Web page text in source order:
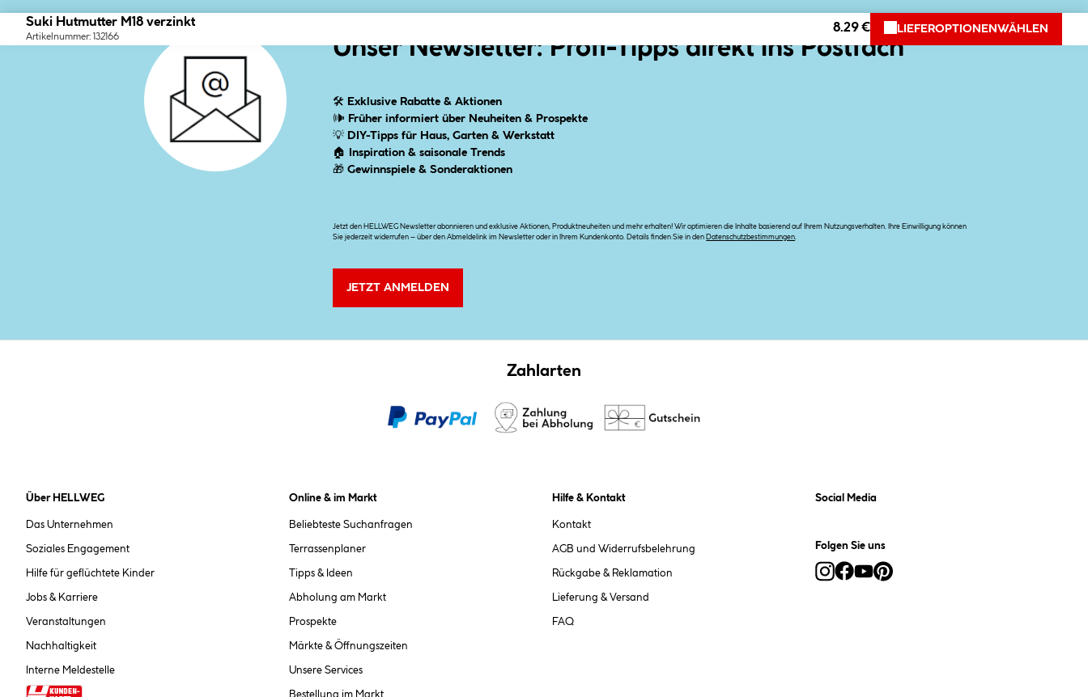
Suki Hutmutter M18 verzinkt
Artikelnummer: 132166
8.29 € LIEFEROPTIONEN WÄHLEN
Unser Newsletter: Profi-Tipps direkt ins Postfach
🛠 Exklusive Rabatte & Aktionen
🕪 Früher informiert über Neuheiten & Prospekte
💡 DIY-Tipps für Haus, Garten & Werkstatt
🏠
Inspiration & saisonale Trends
🎁Gewinnspiele & Sonderaktionen
Jetzt den HELLWEG Newsletter abonnieren und exklusive Aktionen, Produktneuheiten und mehr erhalten! Wir optimieren die Inhalte basierend auf Ihrem Nutzungsverhalten. Ihre Einwilligung können
Sie jederzeit widerrufen – über den Abmeldelink im Newsletter oder in Ihrem Kundenkonto. Details finden Sie in den
Datenschutzbestimmungen
JETZT ANMELDEN
Zahlarten
Über HELLWEG
Das Unternehmen
Soziales Engagement
Hilfe für geflüchtete Kinder
Jobs & Karriere
Veranstaltungen
Nachhaltigkeit
Interne Meldestelle
Online & im Markt
Beliebteste Suchanfragen
Terrassenplaner
Tipps & Ideen
Abholung am Markt
Prospekte
Märkte & Öffnungszeiten
Unsere Services
Bestellung im Markt
Hilfe & Kontakt
Kontakt
AGB und Widerrufsbelehrung
Rückgabe & Reklamation
Lieferung & Versand
FAQ
Social Media
Folgen Sie uns